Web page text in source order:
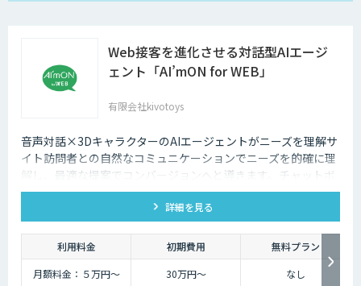
Web接客を進化させる対話型AIエージ
ェント「AI’mON for WEB」
有限会社kivotoys
音声対話×3DキャラクターのAIエージェントがニーズを理解サ
イト訪問者との自然なコミュニケーションでニーズを的確に理
解し、最適な提案でコンバージョンへと導きます。チャットボ
ットを超えた最強のデジタル営業、デジタル広報担当です。
詳細を見る
利用料金 初期費用
無料プラン
月額料金：５万円〜
30万円〜 なし